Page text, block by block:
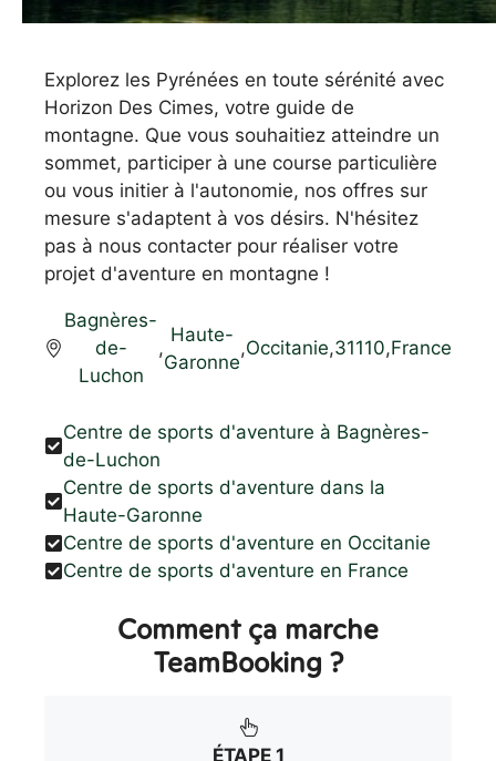
Explorez les Pyrénées en toute sérénité avec
Horizon Des Cimes, votre guide de
montagne. Que vous souhaitiez atteindre un
sommet, participer à une course particulière
ou vous initier à l'autonomie, nos offres sur
mesure s'adaptent à vos désirs. N'hésitez
pas à nous contacter pour réaliser votre
projet d'aventure en montagne !
Bagnères-
de-
Luchon
,
Haute-
Garonne
,Occitanie,31110,France
Centre de sports d'aventure à Bagnères-
de-Luchon
Centre de sports d'aventure dans la
Haute-Garonne
Centre de sports d'aventure en Occitanie
Centre de sports d'aventure en France
Comment ça marche
TeamBooking ?
ÉTAPE 1